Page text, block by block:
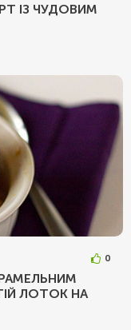
ІЗ ЧУДОВИМ
0
ЛОТОК НА